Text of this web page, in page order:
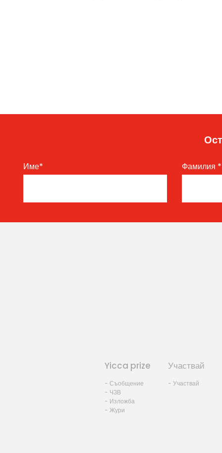
Име* Фамилия *
Yicca prize
- Съобщение
- ЧЗВ
- Изложба
- Жури
Участвай
- Участвай